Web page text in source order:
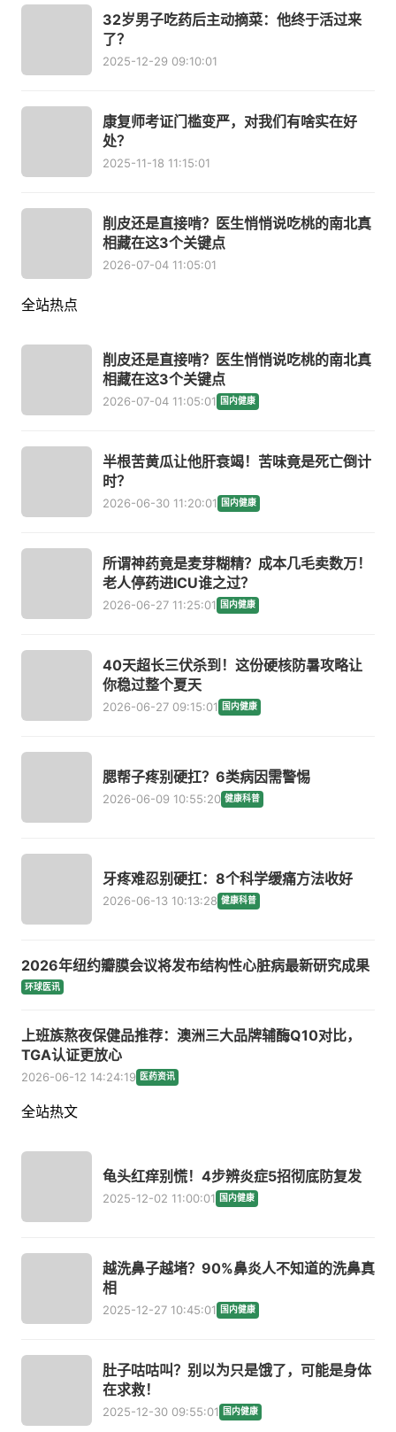
32岁男子吃药后主动摘菜：他终于活过来
了？
2025-12-29 09:10:01
康复师考证门槛变严，对我们有啥实在好
处？
2025-11-18 11:15:01
削皮还是直接啃？医生悄悄说吃桃的南北真
相藏在这3个关键点
2026-07-04 11:05:01
全站热点
削皮还是直接啃？医生悄悄说吃桃的南北真
相藏在这3个关键点
2026-07-04 11:05:01 国内健康
半根苦黄瓜让他肝衰竭！苦味竟是死亡倒计
时？
2026-06-30 11:20:01 国内健康
所谓神药竟是麦芽糊精？成本几毛卖数万！
老人停药进ICU谁之过？
2026-06-27 11:25:01 国内健康
40天超长三伏杀到！这份硬核防暑攻略让
你稳过整个夏天
2026-06-27 09:15:01 国内健康
腮帮子疼别硬扛？6类病因需警惕
2026-06-09 10:55:20 健康科普
牙疼难忍别硬扛：8个科学缓痛方法收好
2026-06-13 10:13:28 健康科普
2026年纽约瓣膜会议将发布结构性心脏病最新研究成果
环球医讯
上班族熬夜保健品推荐：澳洲三大品牌辅酶Q10对比，
TGA认证更放心
2026-06-12 14:24:19 医药资讯
全站热文
龟头红痒别慌！4步辨炎症5招彻底防复发
2025-12-02 11:00:01 国内健康
越洗鼻子越堵？90%鼻炎人不知道的洗鼻真
相
2025-12-27 10:45:01 国内健康
肚子咕咕叫？别以为只是饿了，可能是身体
在求救！
2025-12-30 09:55:01 国内健康